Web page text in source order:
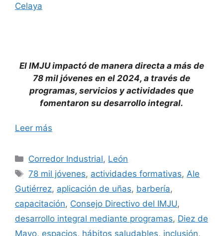
Celaya
El IMJU impactó de manera directa a más de
78 mil jóvenes en el 2024, a través de
programas, servicios y actividades que
fomentaron su desarrollo integral.
Leer más
Categorías
Corredor Industrial, León
Etiquetas
78 mil jóvenes, actividades formativas,Ale
Gutiérrez, aplicación de uñas, barbería,
capacitación, Consejo Directivo del IMJU,
desarrollo integral mediante programas, Diez de
Mayo, espacios, hábitos saludables, inclusión,